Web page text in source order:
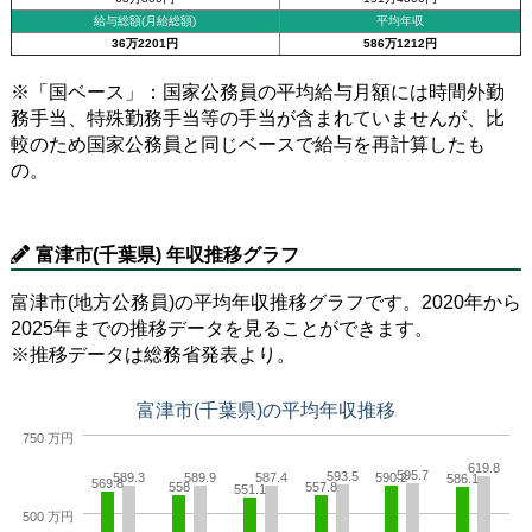
給与総額(月給総額)
平均年収
36万2201円
586万1212円
※「国ベース」：国家公務員の平均給与月額には時間外勤
務手当、特殊勤務手当等の手当が含まれていませんが、比
較のため国家公務員と同じベースで給与を再計算したも
の。
富津市(千葉県) 年収推移グラフ
富津市(地方公務員)の平均年収推移グラフです。2020年から
2025年までの推移データを見ることができます。
※推移データは総務省発表より。
富津市(千葉県)の平均年収推移
569.8 558 551.1 557.8
590.2 586.1
589.3 589.9 587.4 593.5 595.7 619.8
500 万円
750 万円